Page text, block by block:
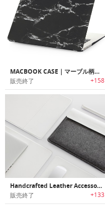
MACBOOK CASE｜マーブル柄MacBookケース
販売終了 +158
Handcrafted Leather Accessories｜MacBook用ハンドクラフトフェルトレザースリーブ
販売終了 +133